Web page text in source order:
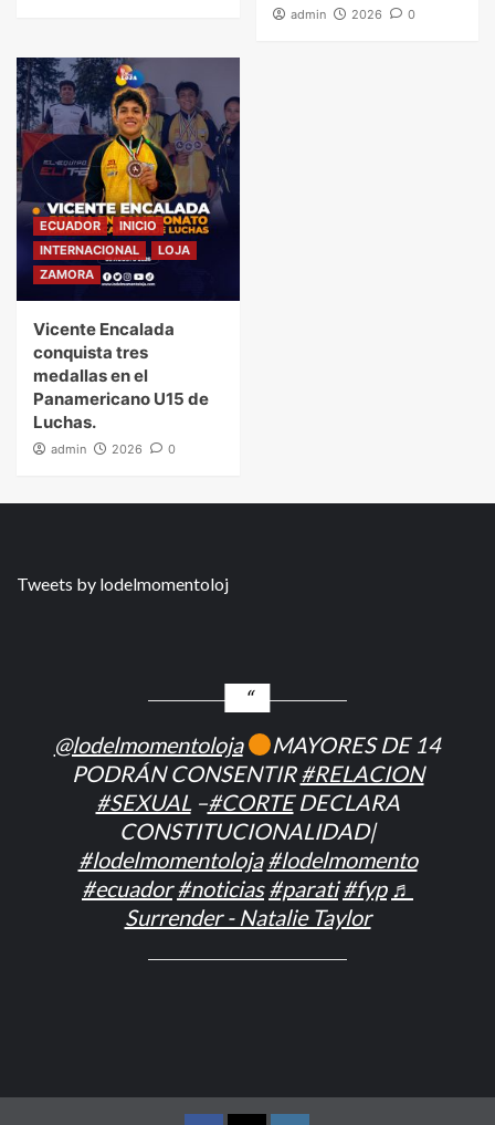
admin 2026 0
ECUADOR
INICIO
INTERNACIONAL
LOJA
ZAMORA
Vicente Encalada
conquista tres
medallas en el
Panamericano U15 de
Luchas.
admin 2026 0
Tweets by lodelmomentoloj
@lodelmomentoloja
MAYORES DE 14
PODRÁN CONSENTIR#RELACION
#SEXUAL –#CORTEDECLARA
CONSTITUCIONALIDAD|
#lodelmomentoloja #lodelmomento
#ecuador #noticias #parati #fyp ♬
Surrender - Natalie Taylor